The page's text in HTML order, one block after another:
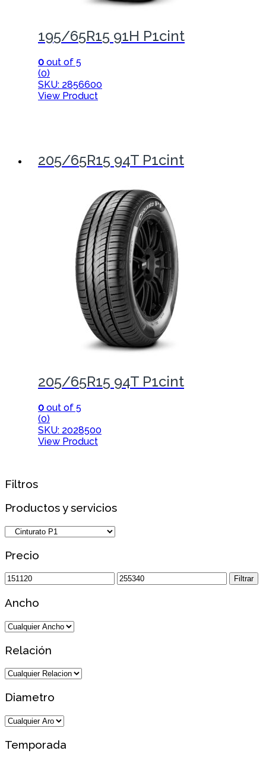
195/65R15 91H P1cint
0 out of 5
(0)
SKU: 2856600
View Product
205/65R15 94T P1cint
205/65R15 94T P1cint
0 out of 5
(0)
SKU: 2028500
View Product
Filtros
Productos y servicios
Precio
Precio
Precio
Filtrar
Ancho
Relación
Diametro
Temporada